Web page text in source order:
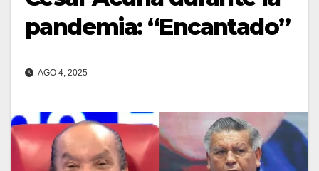
pandemia: “Encantado”
AGO 4, 2025